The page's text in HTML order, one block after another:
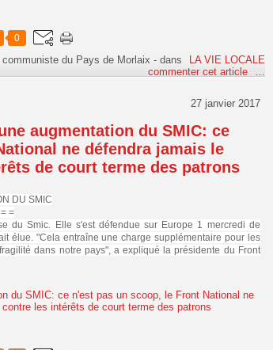
0
du Pays de Morlaix -dans
LA VIE LOCALE
commenter cet article
27 janvier 2017
augmentation du SMIC: ce
ne défendra jamais le
de court terme des patrons
DU SMIC
=
du Smic. Elle s'est défendue sur Europe 1 mercredi de
élue. "Cela entraîne une charge supplémentaire pour les
dans notre pays", a expliqué la présidente du Front